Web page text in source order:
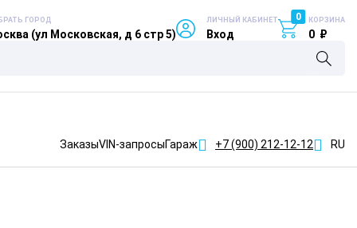
ГОРОД
(ул Московская, д 6 стр 5)
ЛИЧНЫЙ КАБИНЕТ
Вход
0 КОРЗИНА
0 ₽
ЗаказыVIN-запросыГараж +7 (900) 212-12-12 RU